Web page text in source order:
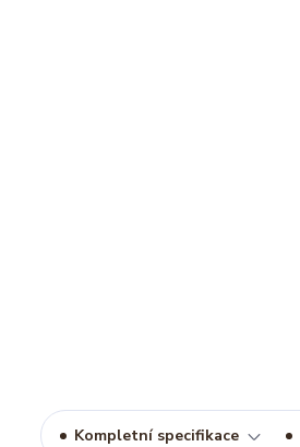
Kompletní specifikace